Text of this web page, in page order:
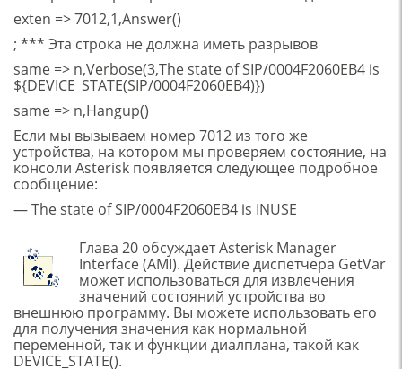
exten => 7012,1,Answer()
; *** Эта строка не должна иметь разрывов
same => n,Verbose(3,The state of SIP/0004F2060EB4 is
${DEVICE_STATE(SIP/0004F2060EB4)})
same => n,Hangup()
Если мы вызываем номер 7012 из того же
устройства, на котором мы проверяем состояние, на
консоли Asterisk появляется следующее подробное
сообщение:
— The state of SIP/0004F2060EB4 is INUSE
Глава 20 обсуждает Asterisk Manager
Interface (AMI). Действие диспетчера GetVar
может использоваться для извлечения
значений состояний устройства во
внешнюю программу. Вы можете использовать его
для получения значения как нормальной
переменной, так и функции диалплана, такой как
DEVICE_STATE().